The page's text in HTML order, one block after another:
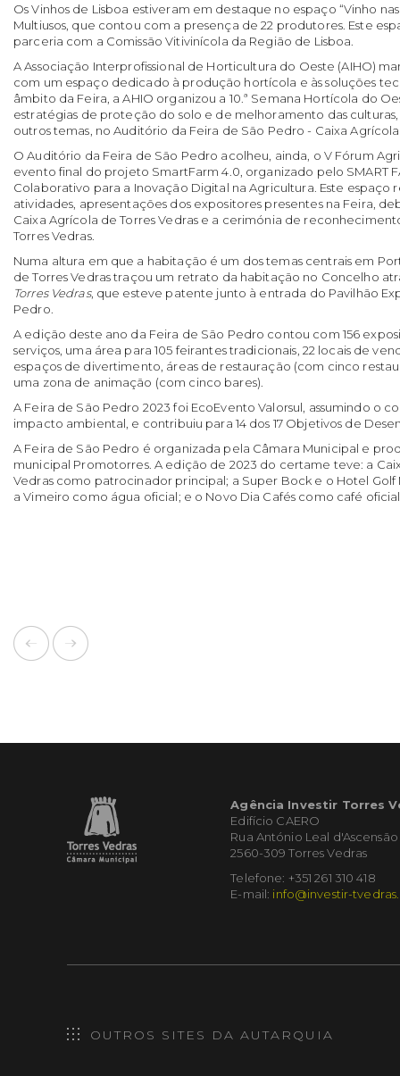
Os Vinhos de Lisboa estiveram em destaque no espaço “Vinho nas
Multiusos, que contou com a presença de 22 produtores. Este
parceria com a Comissão Vitivinícola da Região de Lisboa.
A Associação Interprofissional de Horticultura do Oeste (AIHO)
com um espaço dedicado à produção hortícola e às soluções
âmbito da Feira, a AHIO organizou a 10.ª Semana Hortícola do
estratégias de proteção do solo e de melhoramento das
outros temas, no Auditório da Feira de São Pedro - Caixa Agrícola
O Auditório da Feira de São Pedro acolheu, ainda, o V Fórum
evento final do projeto SmartFarm 4.0, organizado pelo SMART
Colaborativo para a Inovação Digital na Agricultura. Este espaço
atividades, apresentações dos expositores presentes na Feira,
Caixa Agrícola de Torres Vedras e a cerimónia de
Torres Vedras.
Numa altura em que a habitação é um dos temas centrais em
de Torres Vedras traçou um retrato da habitação no Concelho
Torres Vedras, que esteve patente junto à entrada do Pavilhão
Pedro.
A edição deste ano da Feira de São Pedro contou com 156
serviços, uma área para 105 feirantes tradicionais, 22 locais de
espaços de divertimento, áreas de restauração (com cinco
uma zona de animação (com cinco bares).
A Feira de São Pedro 2023 foi EcoEvento Valorsul, assumindo o
impacto ambiental, e contribuiu para 14 dos 17 Objetivos de
A Feira de São Pedro é organizada pela Câmara Municipal e
municipal Promotorres. A edição de 2023 do certame teve: a
Vedras como patrocinador principal; a Super Bock e o Hotel
a Vimeiro como água oficial; e o Novo Dia Cafés como café
Agência Investir Torres
Edifício CAERO
Rua António Leal d'Ascensão
2560-309 Torres Vedras
Telefone: +351 261 310 418
E-mail: info@investir-
OUTROS SITES DA AUTARQUIA